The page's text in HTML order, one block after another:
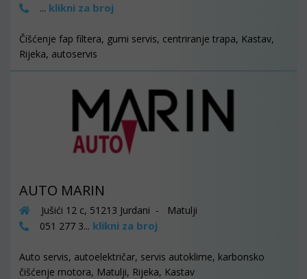
... klikni za broj
Čišćenje fap filtera, gumi servis, centriranje trapa, Kastav,
Rijeka, autoservis
AUTO MARIN
Jušići 12 c, 51213 Jurdani - Matulji
051 277 3... klikni za broj
Auto servis, autoelektričar, servis autoklime, karbonsko
čišćenje motora, Matulji, Rijeka, Kastav